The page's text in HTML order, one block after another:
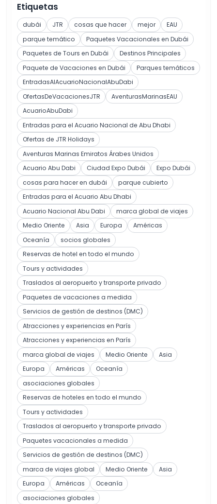
Etiquetas
dubái JTR cosas que hacer mejor
EAU
parque temático
Paquetes Vacacionales en Dubái
Paquetes de Tours en Dubái
Destinos Principales
Paquete de Vacaciones en Dubái
Parques temáticos
EntradasAlAcuarioNacionalAbuDabi
OfertasDeVacacionesJTR
AventurasMarinasEAU
AcuarioAbuDabi
Entradas para el Acuario Nacional de Abu Dhabi
Ofertas de JTR Holidays
Aventuras Marinas Emiratos Árabes Unidos
Acuario Abu Dabi
Ciudad Expo Dubái
Expo Dubái
cosas para hacer en dubái
parque cubierto
Entradas para el Acuario Abu Dhabi
Acuario Nacional Abu Dabi
marca global de viajes
Medio Oriente
Asia Europa
Américas
Oceanía
socios globales
Reservas de hotel en todo el mundo
Tours y actividades
Traslados al aeropuerto y transporte privado
Paquetes de vacaciones a medida
Servicios de gestión de destinos (DMC)
Atracciones y experiencias en París
Atracciones y experiencias en París
marca global de viajes
Medio Oriente
Asia
Europa
Américas
Oceanía
asociaciones globales
Reservas de hoteles en todo el mundo
Tours y actividades
Traslados al aeropuerto y transporte privado
Paquetes vacacionales a medida
Servicios de gestión de destinos (DMC)
marca de viajes global
Medio Oriente
Asia
Europa
Américas
Oceanía
asociaciones globales